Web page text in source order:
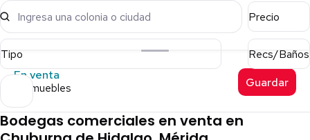
Ingresa una colonia o ciudad Precio
Tipo
Recs/Baños
En venta
9 inmuebles Guardar
Bodegas comerciales en venta en